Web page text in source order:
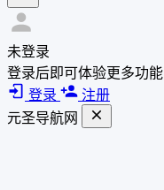
未登录
登录后即可体验更多功能
登录
注册
元圣导航网